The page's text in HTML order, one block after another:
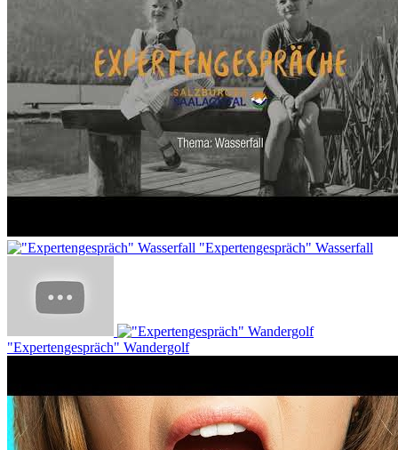
"Expertengespräch" Wasserfall
"Expertengespräch" Wandergolf